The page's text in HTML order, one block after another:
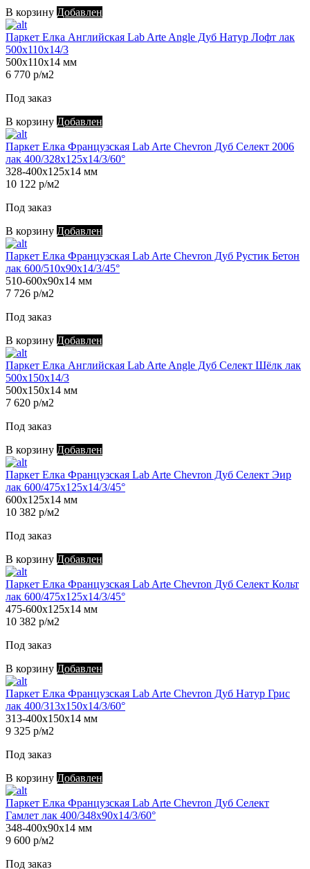
В корзину Добавлен
Паркет Елка Английская Lab Arte Angle Дуб Натур Лофт лак
500х110х14/3
500х110х14 мм
6 770 р/м2
Под заказ
В корзину Добавлен
Паркет Елка Французская Lab Arte Chevron Дуб Селект 2006
лак 400/328х125х14/3/60°
328-400х125х14 мм
10 122 р/м2
Под заказ
В корзину Добавлен
Паркет Елка Французская Lab Arte Chevron Дуб Рустик Бетон
лак 600/510х90х14/3/45°
510-600х90х14 мм
7 726 р/м2
Под заказ
В корзину Добавлен
Паркет Елка Английская Lab Arte Angle Дуб Селект Шёлк лак
500х150х14/3
500х150х14 мм
7 620 р/м2
Под заказ
В корзину Добавлен
Паркет Елка Французская Lab Arte Chevron Дуб Селект Эир
лак 600/475х125х14/3/45°
600х125х14 мм
10 382 р/м2
Под заказ
В корзину Добавлен
Паркет Елка Французская Lab Arte Chevron Дуб Селект Кольт
лак 600/475х125х14/3/45°
475-600х125х14 мм
10 382 р/м2
Под заказ
В корзину Добавлен
Паркет Елка Французская Lab Arte Chevron Дуб Натур Грис
лак 400/313х150х14/3/60°
313-400х150х14 мм
9 325 р/м2
Под заказ
В корзину Добавлен
Паркет Елка Французская Lab Arte Chevron Дуб Селект
Гамлет лак 400/348х90х14/3/60°
348-400х90х14 мм
9 600 р/м2
Под заказ